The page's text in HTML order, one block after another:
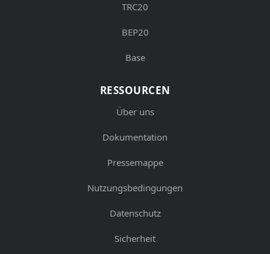
TRC20
BEP20
Base
RESSOURCEN
Über uns
Dokumentation
Pressemappe
Nutzungsbedingungen
Datenschutz
Sicherheit